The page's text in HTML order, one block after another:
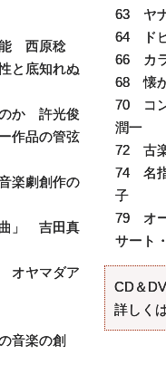
西原稔
と底知れぬ
か 許光俊
作品の管弦
楽劇創作の
」 吉田真
オヤマダア
音楽の創
63 ヤ
64 ド
66 カ
68 懐
70 コ
潤一
72 古
74 名
子
79 オ
サート
CD＆
詳しく